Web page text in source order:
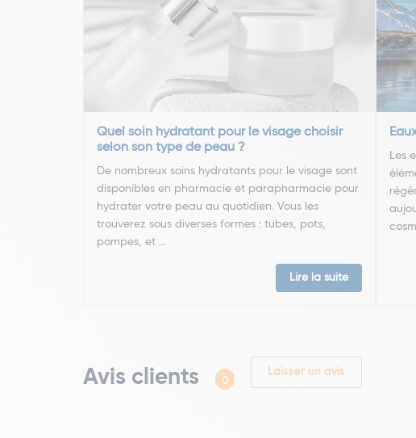
Quel soin hydratant pour le visage choisir
selon son type de peau ?
De nombreux soins hydratants pour le visage sont
disponibles en pharmacie et parapharmacie pour
hydrater votre peau au quotidien. Vous les
trouverez sous diverses formes : tubes, pots,
pompes, et ...
Lire la suite
Les
Avis clients 0
Laisser un avis